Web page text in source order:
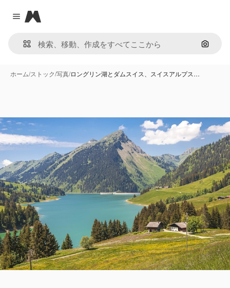
Close menu
Magnific
画像で
ホーム/ストック/写真/ロングリン湖とダムスイス、スイスアルプス…